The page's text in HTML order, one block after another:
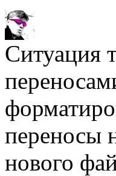
Ситуация
переносы
нового